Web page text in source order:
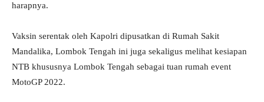
harapnya.
Vaksin serentak oleh Kapolri dipusatkan di Rumah Sakit
Mandalika, Lombok Tengah ini juga sekaligus melihat kesiapan
NTB khususnya Lombok Tengah sebagai tuan rumah event
MotoGP 2022.